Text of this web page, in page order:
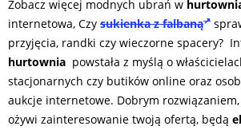
Zobacz więcej modnych ubrań w
internetowa, Czy sukienka z falbaną
przyjęcia, randki czy wieczorne spacery?
hurtownia powstała z myślą o
stacjonarnych czy butików online oraz
aukcje internetowe. Dobrym
ożywi zainteresowanie twoją ofertą, będą